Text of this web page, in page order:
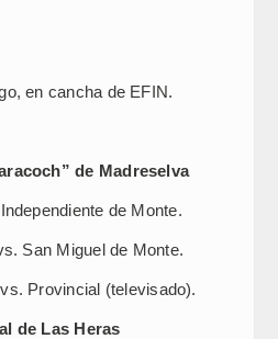
en cancha de EFIN.
de Madreselva
de Monte.
San Miguel de Monte.
Provincial (televisado).
de Las Heras